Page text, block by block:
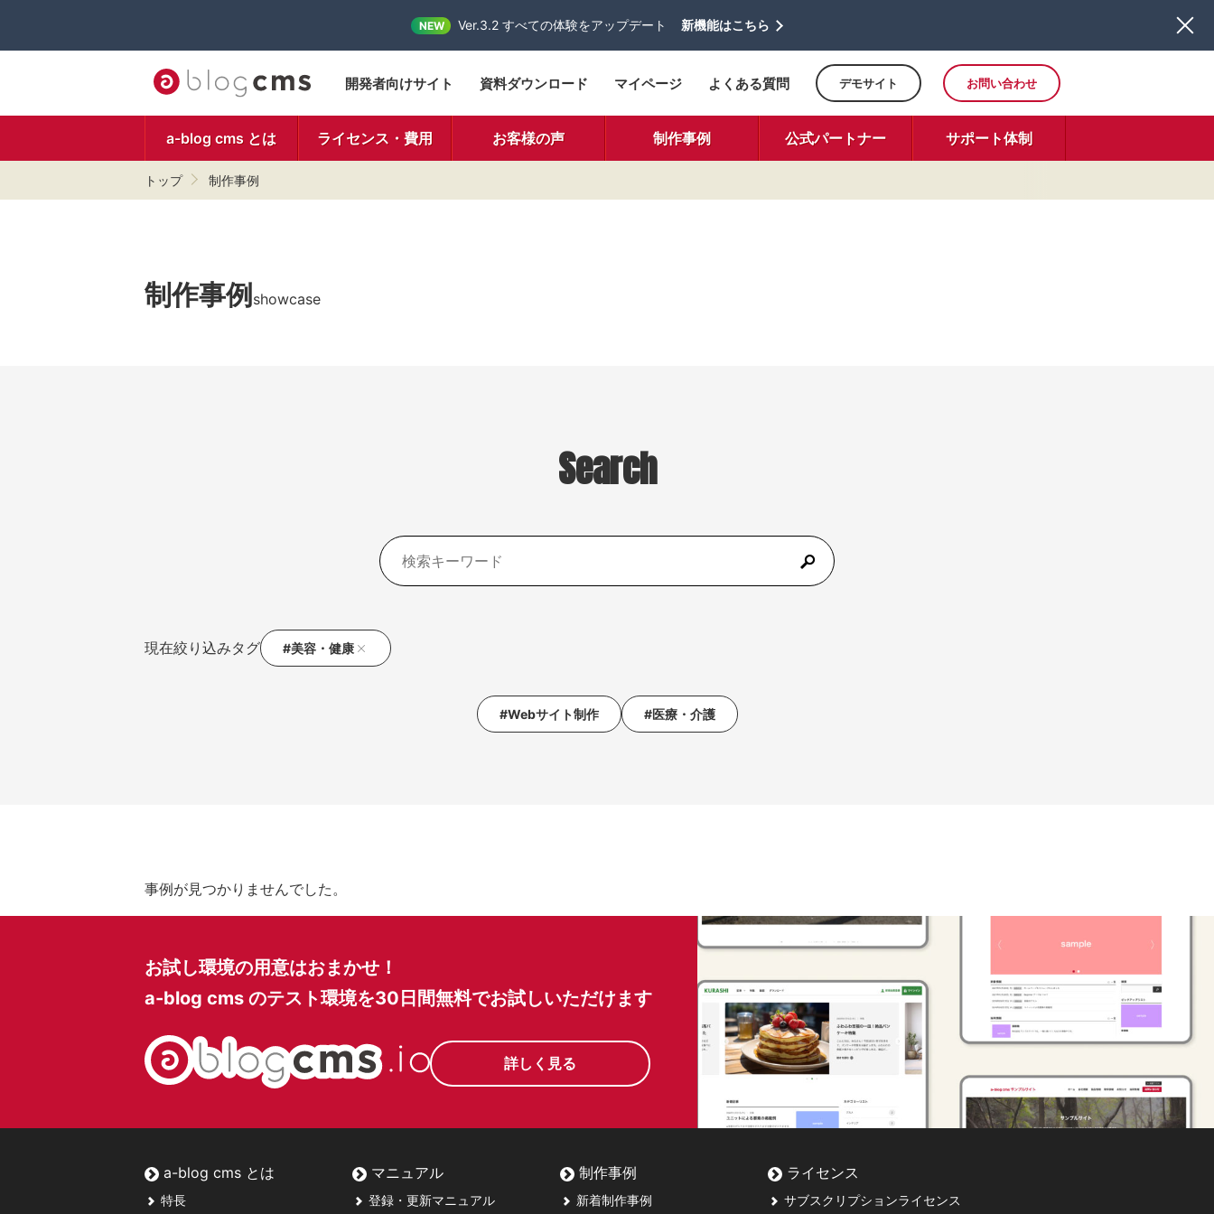
NEW Ver.3.2 すべての体験をアップデート 新機能はこちら
開発者向けサイト 資料ダウンロード マイページ よくある質問 デモサイト お問い合わせ
a-blog cms とは ライセンス・費用 お客様の声 制作事例 公式パートナー サポート体制
トップ 制作事例
制作事例 showcase
Search
現在絞り込みタグ #美容・健康
#Webサイト制作 #医療・介護
事例が見つかりませんでした。
お試し環境の用意はおまかせ！
a-blog cms のテスト環境を30日間無料でお試しいただけます
詳しく見る
a-blog cms とは
特長
マニュアル
登録・更新マニュアル
制作事例
新着制作事例
ライセンス
サブスクリプションライセンス